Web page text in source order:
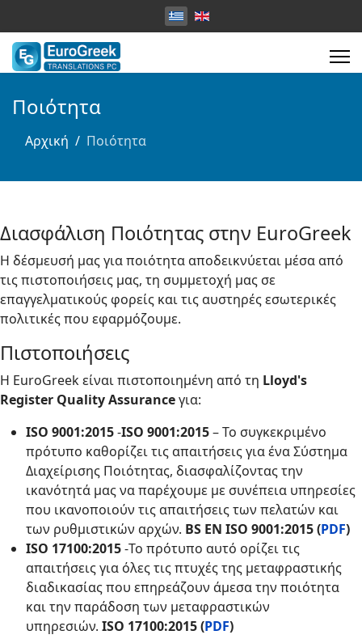
Επιλέξτε τη γλώσσα σας
Ποιότητα
Αρχική Ποιότητα
Διασφάλιση Ποιότητας στην EuroGreek
Η δέσμευσή μας για ποιότητα αποδεικνύεται μέσα από
τις πιστοποιήσεις μας, τη συμμετοχή μας σε
επαγγελματικούς φορείς και τις αυστηρές εσωτερικές
πολιτικές που εφαρμόζουμε.
Πιστοποιήσεις
Η EuroGreek είναι πιστοποιημένη από τη Lloyd's
Register Quality Assuranceγια:
ISO 9001:2015-ISO 9001:2015– Το συγκεκριμένο
πρότυπο καθορίζει τις απαιτήσεις για ένα Σύστημα
Διαχείρισης Ποιότητας, διασφαλίζοντας την
ικανότητά μας να παρέχουμε με συνέπεια υπηρεσίες
που ικανοποιούν τις απαιτήσεις των πελατών και
των ρυθμιστικών αρχών. BS EN ISO 9001:2015 (PDF)
ISO 17100:2015-Το πρότυπο αυτό ορίζει τις
απαιτήσεις για όλες τις πτυχές της μεταφραστικής
διαδικασίας που επηρεάζουν άμεσα την ποιότητα
και την παράδοση των μεταφραστικών
υπηρεσιών. ISO 17100:2015 (PDF)